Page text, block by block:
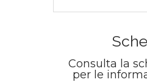
Consulta la
per le